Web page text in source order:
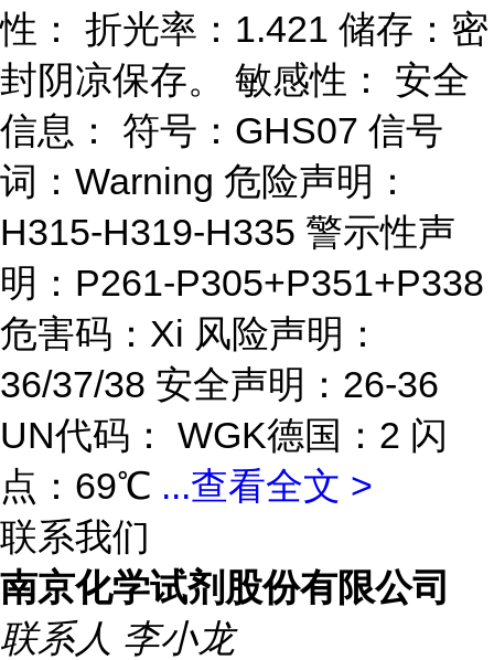
性： 折光率：1.421 储存：密
封阴凉保存。 敏感性： 安全
信息： 符号：GHS07 信号
词：Warning 危险声明：
H315-H319-H335 警示性声
明：P261-P305+P351+P338
危害码：Xi 风险声明：
36/37/38 安全声明：26-36
UN代码： WGK德国：2 闪
点：69℃ ...查看全文 >
联系我们
南京化学试剂股份有限公司
联系人 李小龙